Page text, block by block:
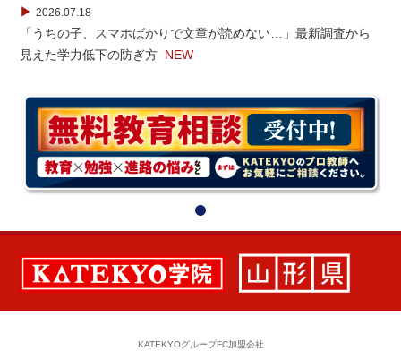
▶ 2026.07.18
「うちの子、スマホばかりで文章が読めない…」最新調査から
見えた学力低下の防ぎ方 NEW
KATEKYOグループFC加盟会社